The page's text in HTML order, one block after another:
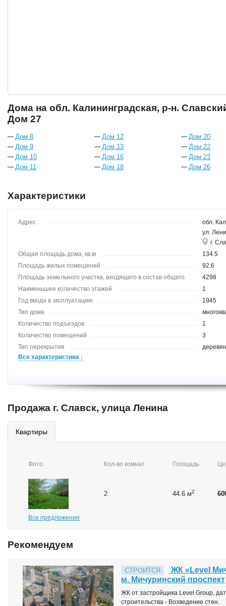
Дома на обл. Калининградская, р-н.
Дом 27
Дом 8
Дом 9
Дом 10
Дом 11
Дом 12
Дом 13
Дом 16
Дом 18
Дом 20
Дом 22
Дом 23
Дом 26
Характеристики
Адрес
обл.
ул.
г.
Общая площадь дома, кв.м
134.5
Площадь жилых помещений
92.6
Площадь земельного участка, входящего в состав общего
имущества
4298
Наименьшее количество этажей
1
Год ввода в эксплуатацию
1945
Тип дома
Количество подъездов
1
Количество помещений
3
Тип перекрытия
Все характеристики ↓
Продажа г. Славск, улица Ленина
квартиры
Фото Кол-во комнат Площадь
2 44.6 м2
Все предложения
Рекомендуем
СТРОИТСЯ
ЖК «Level
м. Мичуринский проспект
ЖК от застройщика Level Group,
строительства - Возведение стен.